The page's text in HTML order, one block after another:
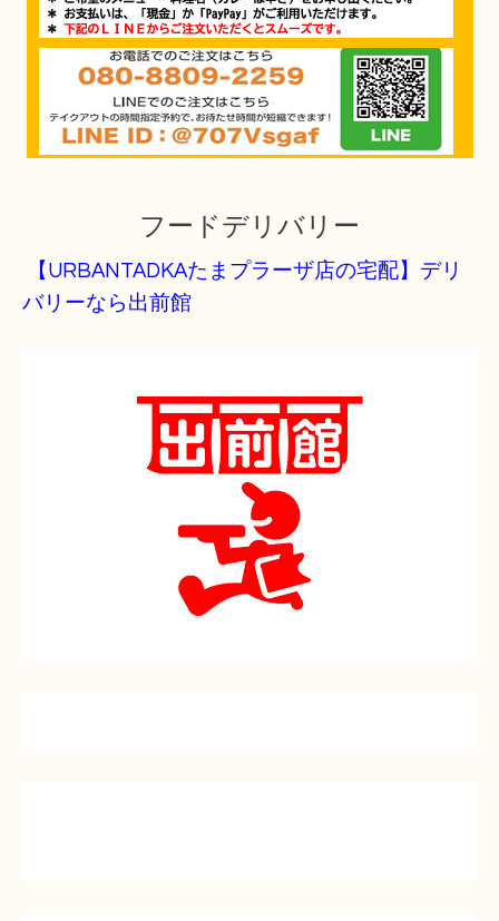
フードデリバリー
【URBANTADKAたまプラーザ店の宅配】デリ
バリーなら出前館